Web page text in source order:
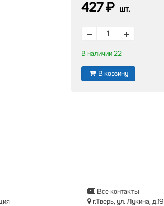
427 ₽ шт.
В наличии 22
В корзину
Все контакты
г.Тверь, ул. Лукина, д.19